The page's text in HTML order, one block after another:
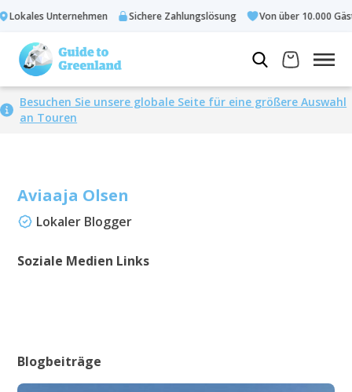
Unternehmen Sichere Zahlungslösung Von über 10.000
Besuchen Sie unsere globale Seite für eine größere Auswahl
an Touren
Aviaaja Olsen
Lokaler Blogger
Soziale Medien Links
Blogbeiträge